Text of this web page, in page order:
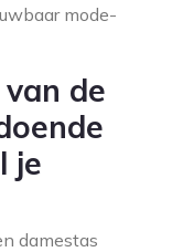
mode-
de
je
damestas